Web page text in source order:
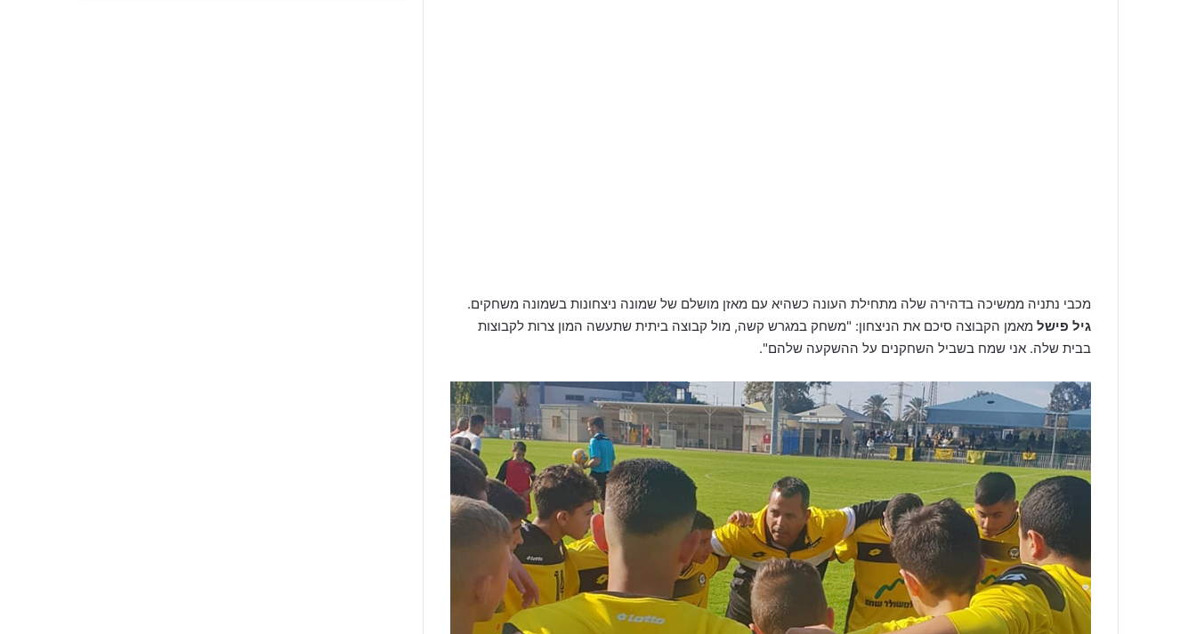
מכבי נתניה ממשיכה בדהירה שלה מתחילת העונה כשהיא עם מאזן מושלם של שמונה ניצחונות בשמונה משחקים.
גיל פישל מאמן הקבוצה סיכם את הניצחון: "משחק במגרש קשה, מול קבוצה ביתית שתעשה המון צרות לקבוצות
בבית שלה. אני שמח בשביל השחקנים על ההשקעה שלהם".